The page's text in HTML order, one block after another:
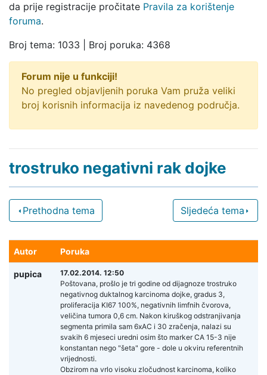
da prije registracije pročitate Pravila za korištenje
foruma.
Broj tema: 1033 | Broj poruka: 4368
Forum nije u funkciji!
No pregled objavljenih poruka Vam pruža veliki
broj korisnih informacija iz navedenog područja.
trostruko negativni rak dojke
Prethodna tema Sljedeća tema
Autor Poruka
pupica
17.02.2014. 12:50
Poštovana, prošlo je tri godine od dijagnoze trostruko
negativnog duktalnog karcinoma dojke, gradus 3,
proliferacija KI67 100%, negativnih limfnih čvorova,
veličina tumora 0,6 cm. Nakon kiruškog odstranjivanja
segmenta primila sam 6xAC i 30 zračenja, nalazi su
svakih 6 mjeseci uredni osim što marker CA 15-3 nije
konstantan nego "šeta" gore - dole u okviru referentnih
vrijednosti.
Obzirom na vrlo visoku zločudnost karcinoma, koliko